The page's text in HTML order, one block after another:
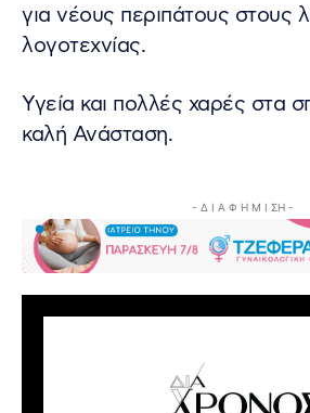
για νέους περιπάτους στους
λογοτεχνίας.
Υγεία και πολλές χαρές στα
καλή Ανάσταση.
- Δ Ι Α Φ Η Μ Ι ΣΗ -